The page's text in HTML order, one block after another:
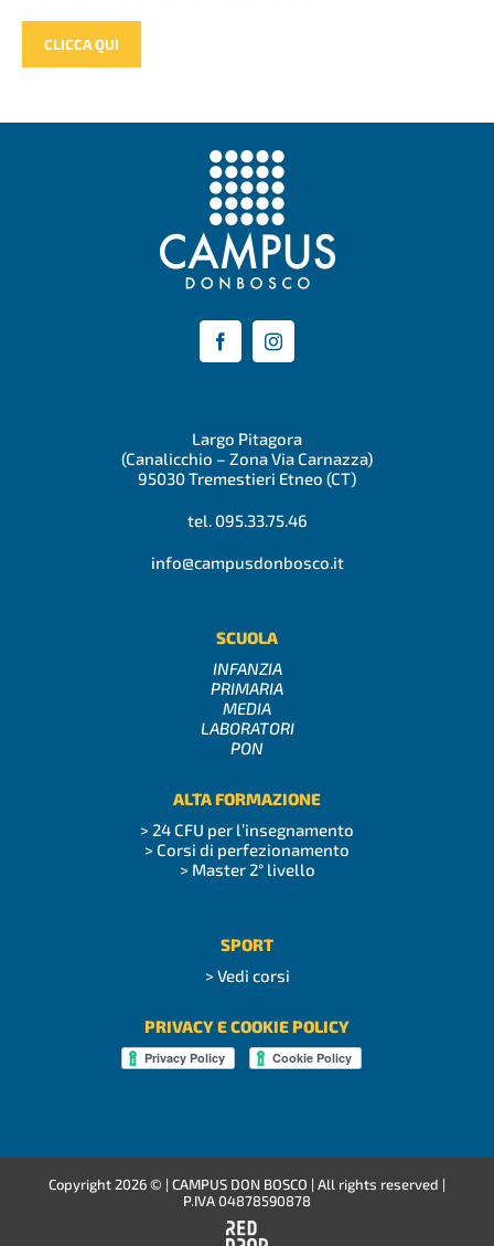
CLICCA QUI
Largo Pitagora
(Canalicchio – Zona Via Carnazza)
95030 Tremestieri Etneo (CT)
tel. 095.33.75.46
info@campusdonbosco.it
SCUOLA
INFANZIA
PRIMARIA
MEDIA
LABORATORI
PON
ALTA FORMAZIONE
> 24 CFU per l’insegnamento
> Corsi di perfezionamento
> Master 2° livello
SPORT
> Vedi corsi
PRIVACY E COOKIE POLICY
Copyright2026 © | CAMPUS DON BOSCO | All rights reserved |
P.IVA 04878590878